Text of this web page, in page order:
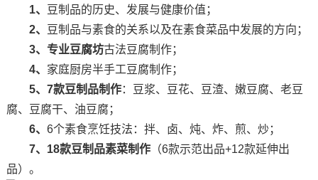
1、
豆制品的历史、发展与健康价值；
2、
豆制品与素食的关系以及在素食菜品中发展的方向；
3、专业豆腐坊古法豆腐制作；
4、 家庭厨房半手工豆腐制作；
5、7款豆制品制作：豆浆、豆花、豆渣、嫩豆腐、老豆
腐、豆腐干、油豆腐；
6、 6个素食烹饪技法：拌、卤、炖、炸、煎、炒；
7、18款豆制品素菜制作（6款示范出品+12款延伸出
品）。